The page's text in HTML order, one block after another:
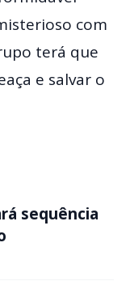
com
terá que
e salvar o
sequência